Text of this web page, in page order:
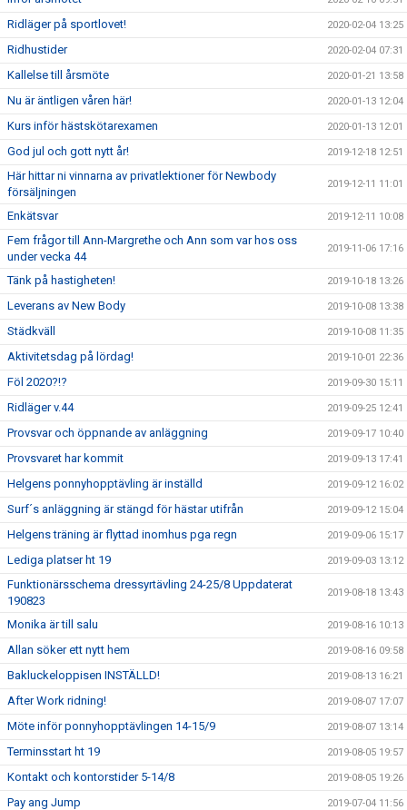
Ridläger på sportlovet! 2020-02-04 13:25
Ridhustider 2020-02-04 07:31
Kallelse till årsmöte 2020-01-21 13:58
Nu är äntligen våren här! 2020-01-13 12:04
Kurs inför hästskötarexamen 2020-01-13 12:01
God jul och gott nytt år! 2019-12-18 12:51
Här hittar ni vinnarna av privatlektioner för Newbody
försäljningen
2019-12-11 11:01
Enkätsvar 2019-12-11 10:08
Fem frågor till Ann-Margrethe och Ann som var hos oss
under vecka 44
2019-11-06 17:16
Tänk på hastigheten! 2019-10-18 13:26
Leverans av New Body 2019-10-08 13:38
Städkväll 2019-10-08 11:35
Aktivitetsdag på lördag! 2019-10-01 22:36
Föl 2020?!? 2019-09-30 15:11
Ridläger v.44 2019-09-25 12:41
Provsvar och öppnande av anläggning 2019-09-17 10:40
Provsvaret har kommit 2019-09-13 17:41
Helgens ponnyhopptävling är inställd 2019-09-12 16:02
Surf´s anläggning är stängd för hästar utifrån 2019-09-12 15:04
Helgens träning är flyttad inomhus pga regn 2019-09-06 15:17
Lediga platser ht 19 2019-09-03 13:12
Funktionärsschema dressyrtävling 24-25/8 Uppdaterat
190823
2019-08-18 13:43
Monika är till salu 2019-08-16 10:13
Allan söker ett nytt hem 2019-08-16 09:58
Bakluckeloppisen INSTÄLLD! 2019-08-13 16:21
After Work ridning! 2019-08-07 17:07
Möte inför ponnyhopptävlingen 14-15/9 2019-08-07 13:14
Terminsstart ht 19 2019-08-05 19:57
Kontakt och kontorstider 5-14/8 2019-08-05 19:26
Pay ang Jump 2019-07-04 11:56